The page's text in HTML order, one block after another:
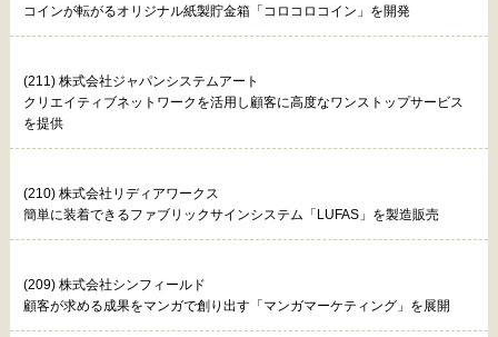
コインが転がるオリジナル紙製貯金箱「コロコロコイン」を開発
(211) 株式会社ジャパンシステムアート
クリエイティブネットワークを活用し顧客に高度なワンストップサービス
を提供
(210) 株式会社リディアワークス
簡単に装着できるファブリックサインシステム「LUFAS」を製造販売
(209) 株式会社シンフィールド
顧客が求める成果をマンガで創り出す「マンガマーケティング」を展開